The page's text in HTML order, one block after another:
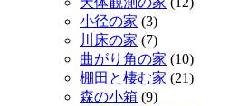
小径の家 (3)
川床の家 (7)
曲がり角の家 (10)
棚田と棲む家 (21)
森の小箱 (9)